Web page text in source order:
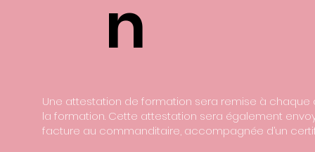
Une attestation de formation sera remise à chaque
la formation. Cette attestation sera également
facture au commanditaire, accompagnée d’un
n